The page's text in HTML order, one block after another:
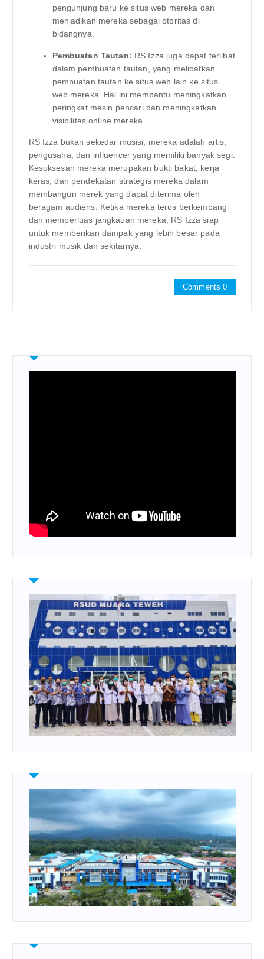
pengunjung baru ke situs web mereka dan
menjadikan mereka sebagai otoritas di
bidangnya.
Pembuatan Tautan: RS Izza juga dapat terlibat
dalam pembuatan tautan, yang melibatkan
pembuatan tautan ke situs web lain ke situs
web mereka. Hal ini membantu meningkatkan
peringkat mesin pencari dan meningkatkan
visibilitas online mereka.
RS Izza bukan sekedar musisi; mereka adalah artis,
pengusaha, dan influencer yang memiliki banyak segi.
Kesuksesan mereka merupakan bukti bakat, kerja
keras, dan pendekatan strategis mereka dalam
membangun merek yang dapat diterima oleh
beragam audiens. Ketika mereka terus berkembang
dan memperluas jangkauan mereka, RS Izza siap
untuk memberikan dampak yang lebih besar pada
industri musik dan sekitarnya.
Comments 0